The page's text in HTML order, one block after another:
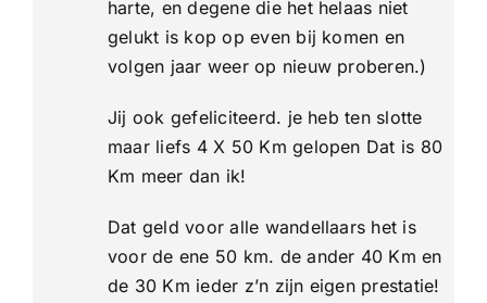
harte, en degene die het helaas niet
gelukt is kop op even bij komen en
volgen jaar weer op nieuw proberen.)
Jij ook gefeliciteerd. je heb ten slotte
maar liefs 4 X 50 Km gelopen Dat is 80
Km meer dan ik!
Dat geld voor alle wandellaars het is
voor de ene 50 km. de ander 40 Km en
de 30 Km ieder z’n zijn eigen prestatie!